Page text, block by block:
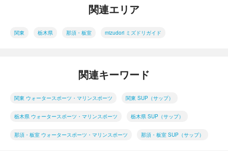
関連エリア
関東 栃木県 那須・板室 mizudori ミズドリガイド
関連キーワード
関東 ウォータースポーツ・マリンスポーツ 関東 SUP（サップ）
栃木県 ウォータースポーツ・マリンスポーツ 栃木県 SUP（サップ）
那須・板室 ウォータースポーツ・マリンスポーツ 那須・板室 SUP（サップ）